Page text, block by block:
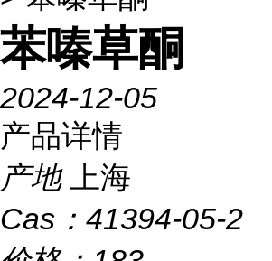
苯嗪草酮
2024-12-05
产品详情
产地
上海
Cas： 41394-05-2